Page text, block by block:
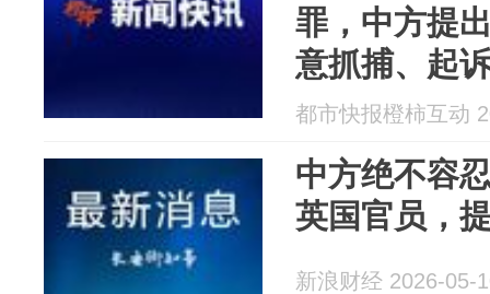
罪，中方提
意抓捕、起
止为反中乱
都市快报橙柿互动
中方绝不容
英国官员，
新浪财经 2026-05-